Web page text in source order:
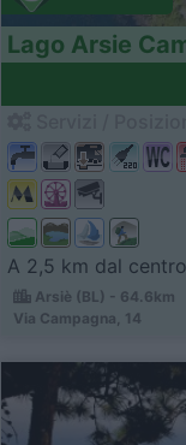
Lago Arsie
A 2,5 km dal
Arsiè (BL) - 64.6km
Via Campagna, 14